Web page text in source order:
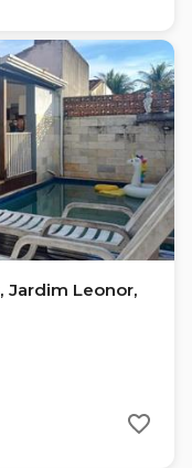
Jardim Leonor,